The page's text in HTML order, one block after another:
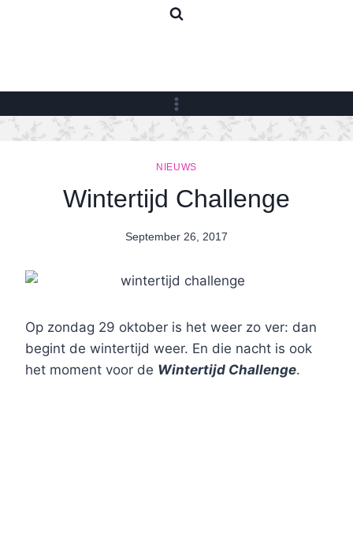
NIEUWS
Wintertijd Challenge
By
September 26, 2017
Op zondag 29 oktober is het weer zo ver: dan
begint de wintertijd weer. En die nacht is ook
het moment voor de Wintertijd Challenge.